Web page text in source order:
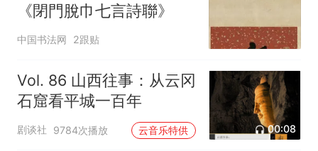
《閉門脫巾七言詩聯》
中国书法网 2跟贴
Vol. 86 山西往事：从云冈
石窟看平城一百年
剧谈社 9784次播放 云音乐特供 00:08